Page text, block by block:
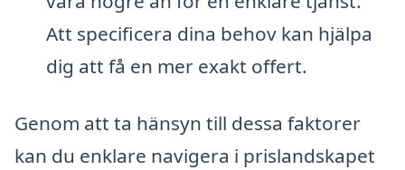
Att specificera dina behov kan hjälpa
dig att få en mer exakt offert.
Genom att ta hänsyn till dessa faktorer
kan du enklare navigera i prislandskapet